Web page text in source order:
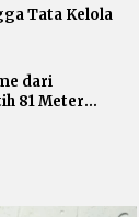
Tata Kelola
dari
81 Meter